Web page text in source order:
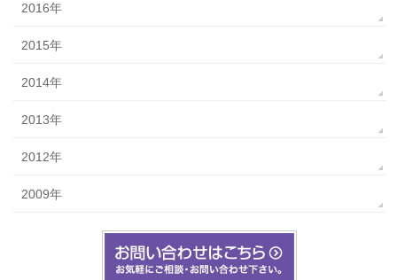
2016年
2015年
2014年
2013年
2012年
2009年